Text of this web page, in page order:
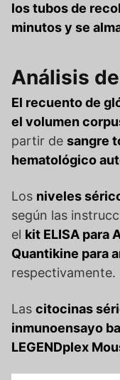
los tubos de
minutos y se
Análisis
El recuento de
el volumen
partir de sangre
hematológico
Los niveles
según las
el kit ELISA para
Quantikine para
respectivamente.
Las citocinas
inmunoensayo
LEGENDplex